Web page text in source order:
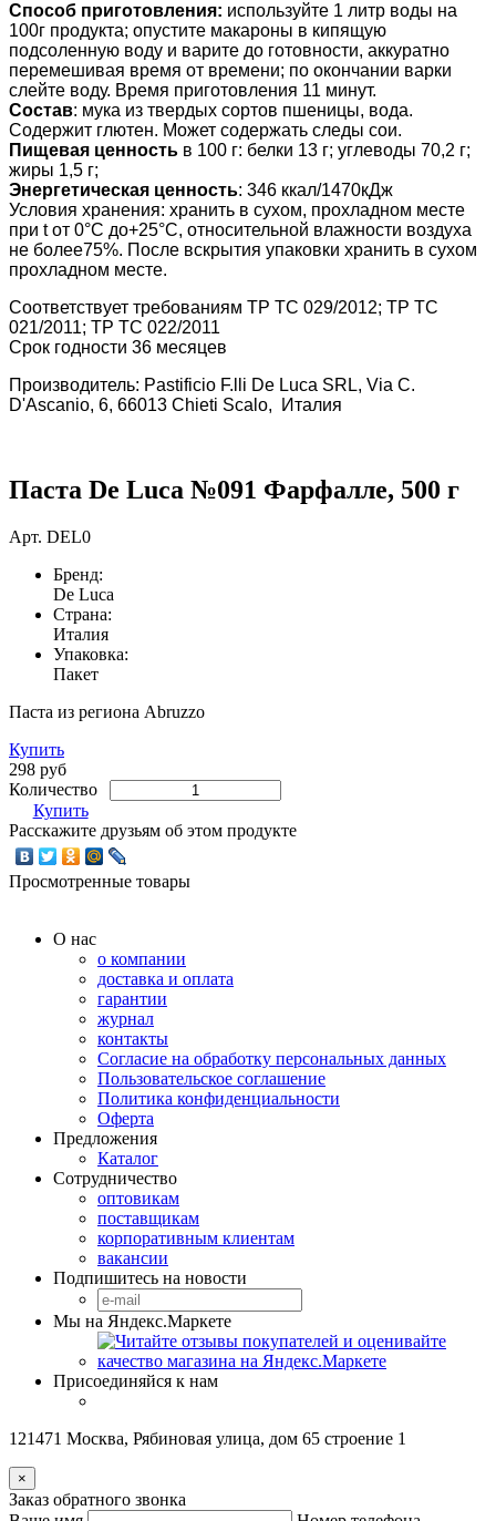
Способ приготовления: используйте 1 литр воды на
100г продукта; опустите макароны в кипящую
подсоленную воду и варите до готовности, аккуратно
перемешивая время от времени; по окончании варки
слейте воду. Время приготовления 11 минут.
Состав: мука из твердых сортов пшеницы, вода.
Содержит глютен. Может содержать следы сои.
Пищевая ценность в 100 г: белки 13 г; углеводы 70,2 г;
жиры 1,5 г;
Энергетическая ценность: 346 ккал/1470кДж
Условия хранения: хранить в сухом, прохладном месте
при t от 0°С до+25°С, относительной влажности воздуха
не более75%. После вскрытия упаковки хранить в сухом
прохладном месте.
Соответствует требованиям ТР ТС 029/2012; ТР ТС
021/2011; ТР ТС 022/2011
Срок годности 36 месяцев
Производитель: Pastificio F.lli De Luca SRL, Via C.
D'Ascanio, 6, 66013 Chieti Scalo, Италия
Паста De Luca №091 Фарфалле, 500 г
Арт. DEL0
Бренд:
De Luca
Страна:
Италия
Упаковка:
Пакет
Паста из региона Abruzzo
Купить
298 руб
Количество
Купить
Расскажите друзьям об этом продукте
Просмотренные товары
О нас
о компании
доставка и оплата
гарантии
журнал
контакты
Согласие на обработку персональных данных
Пользовательское соглашение
Политика конфиденциальности
Оферта
Предложения
Каталог
Сотрудничество
оптовикам
поставщикам
корпоративным клиентам
вакансии
Подпишитесь на новости
Мы на Яндекс.Маркете
Присоединяйся к нам
121471 Москва, Рябиновая улица, дом 65 строение 1
×
Заказ обратного звонка